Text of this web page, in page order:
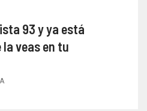
93 y ya está
veas en tu